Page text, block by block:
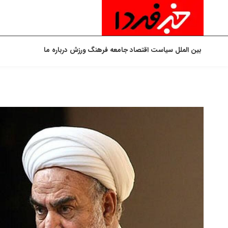
بین الملل سیاست اقتصادجامعه فرهنگورزش درباره ما